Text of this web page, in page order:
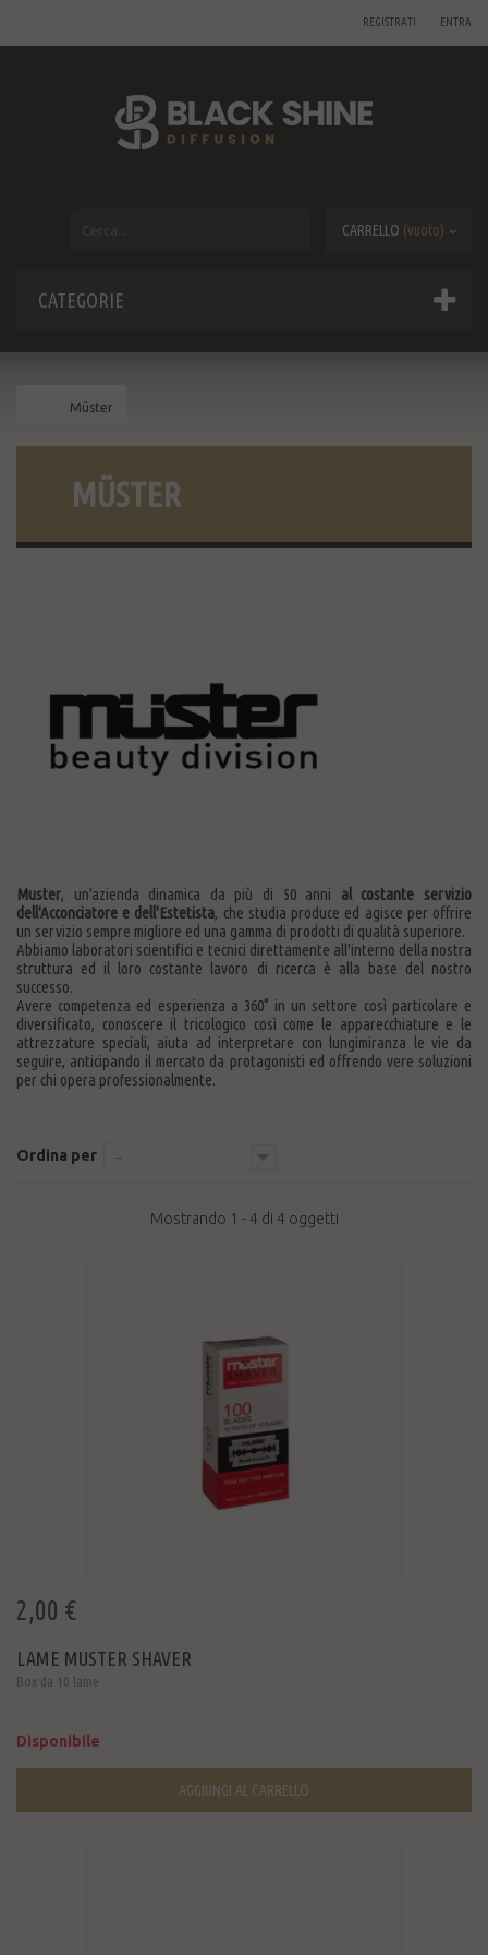
ENTRA
REGISTRATI
CARRELLO (vuoto)
CATEGORIE
Müster
MÜSTER
Muster, un'azienda dinamica da più di 50 anni al costante servizio
dell'Acconciatore e dell'Estetista, che studia produce ed agisce per offrire
un servizio sempre migliore ed una gamma di prodotti di qualità superiore.
Abbiamo laboratori scientifici e tecnici direttamente all'interno della nostra
struttura ed il loro costante lavoro di ricerca è alla base del nostro
successo.
Avere competenza ed esperienza a 360° in un settore così particolare e
diversificato, conoscere il tricologico così come le apparecchiature e le
attrezzature speciali, aiuta ad interpretare con lungimiranza le vie da
seguire, anticipando il mercato da protagonisti ed offrendo vere soluzioni
per chi opera professionalmente.
Ordina per --
Mostrando 1 - 4 di 4 oggetti
2,00 €
LAME MUSTER SHAVER
Box da 10 lame
Disponibile
AGGIUNGI AL CARRELLO